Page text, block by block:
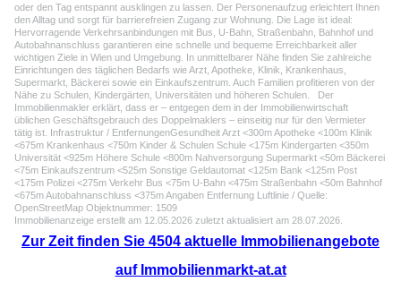
oder den Tag entspannt ausklingen zu lassen. Der Personenaufzug erleichtert Ihnen
den Alltag und sorgt für barrierefreien Zugang zur Wohnung. Die Lage ist ideal:
Hervorragende Verkehrsanbindungen mit Bus, U-Bahn, Straßenbahn, Bahnhof und
Autobahnanschluss garantieren eine schnelle und bequeme Erreichbarkeit aller
wichtigen Ziele in Wien und Umgebung. In unmittelbarer Nähe finden Sie zahlreiche
Einrichtungen des täglichen Bedarfs wie Arzt, Apotheke, Klinik, Krankenhaus,
Supermarkt, Bäckerei sowie ein Einkaufszentrum. Auch Familien profitieren von der
Nähe zu Schulen, Kindergärten, Universitäten und höheren Schulen. Der
Immobilienmakler erklärt, dass er – entgegen dem in der Immobilienwirtschaft
üblichen Geschäftsgebrauch des Doppelmaklers – einseitig nur für den Vermieter
tätig ist. Infrastruktur / EntfernungenGesundheit Arzt <300m Apotheke <100m Klinik
<675m Krankenhaus <750m Kinder & Schulen Schule <175m Kindergarten <350m
Universität <925m Höhere Schule <800m Nahversorgung Supermarkt <50m Bäckerei
<75m Einkaufszentrum <525m Sonstige Geldautomat <125m Bank <125m Post
<175m Polizei <275m Verkehr Bus <75m U-Bahn <475m Straßenbahn <50m Bahnhof
<675m Autobahnanschluss <375m Angaben Entfernung Luftlinie / Quelle:
OpenStreetMap Objektnummer: 1509
Immobilienanzeige erstellt am 12.05.2026 zuletzt aktualisiert am 28.07.2026.
Zur Zeit finden Sie 4504 aktuelle Immobilienangebote
auf Immobilienmarkt-at.at